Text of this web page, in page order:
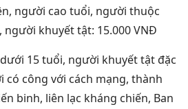
người cao tuổi, người thuộc
người khuyết tật: 15.000 VNĐ
15 tuổi, người khuyết tật đặc
có công với cách mạng, thành
binh, liên lạc kháng chiến, Ban